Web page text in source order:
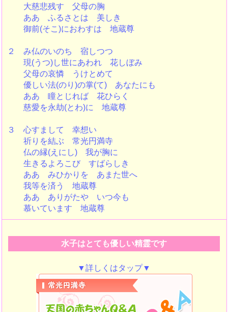
大慈悲残す 父母の胸
ああ ふるさとは 美しき
御前(そこ)におわすは 地蔵尊
２ み仏のいのち 宿しつつ
現(うつ)し世にあわれ 花しぼみ
父母の哀憐 うけとめて
優しい法(のり)の掌(て) あなたにも
ああ 瞳とじれば 花ひらく
慈愛を永劫(とわ)に 地蔵尊
３ 心すまして 幸想い
祈りを結ぶ 常光円満寺
仏の縁(えにし) 我が胸に
生きるよろこび すばらしき
ああ みひかりを あまた世へ
我等を済う 地蔵尊
ああ ありがたや いつ今も
慕いています 地蔵尊
水子はとても優しい精霊です
▼詳しくはタップ▼